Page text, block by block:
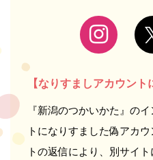
【なりすましアカウント
『新潟のつかいかた』の
トになりすました偽アカ
トの返信により、別サイ